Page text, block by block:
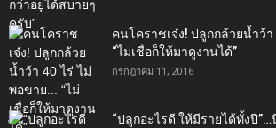
คนโคราชเจ๋ง! ปลูกกล้วยน้ำว้
“ไม่เชื่อก็ให้มาดูงานได้”‬
กรกฎาคม 11, 2016
“ปลูกอะไรดี ให้มีรายได้ทั้งปี